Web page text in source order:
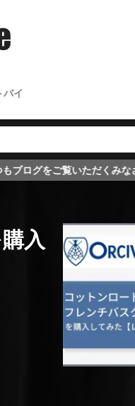
バイ
みなさんのおかげでブロ
入